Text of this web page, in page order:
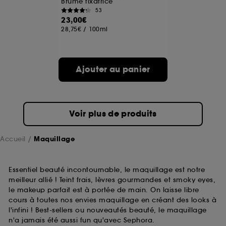
53
23,00€
28,75€ / 100ml
Ajouter au panier
Voir plus de produits
Accueil Maquillage
Essentiel beauté incontournable, le maquillage est notre
meilleur allié ! Teint frais, lèvres gourmandes et smoky eyes,
le makeup parfait est à portée de main. On laisse libre
cours à toutes nos envies maquillage en créant des looks à
l'infini ! Best-sellers ou nouveautés beauté, le maquillage
n'a jamais été aussi fun qu'avec Sephora.
A l'exception des cookies techniques, le dépôt et la
lecture de ces traceurs requiert votre accord. Vous
choix" ci-dessous ou décider de "tout accepter".
Sephora pourra associer les informations de
navigation collectées par ces Cookies, pour les
sur "continuer sans accepter". Voous pouvez à tout
moment choisir de retirer votrte consentement. Si vous
souhaitez obtenir plus d'information sur les cookies